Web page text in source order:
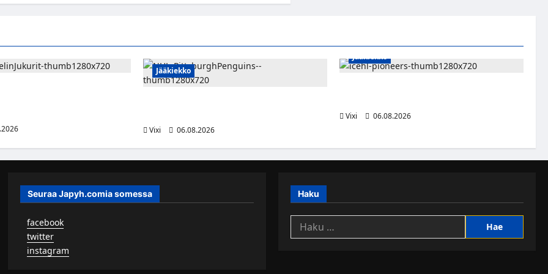
Jääkiekko
Vixi
06.08.2026
Jääkiekko
Vixi
06.08.2026
Seuraa Japyh.comia somessa
▹facebook
▹twitter
instagram
Haku
Haku: